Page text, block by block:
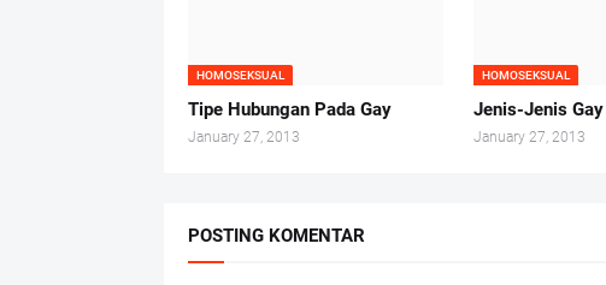
HOMOSEKSUAL
Tipe Hubungan Pada Gay
January 27, 2013
HOMOSEKSUAL
Jenis-Jenis Gay
January 27, 2013
POSTING KOMENTAR